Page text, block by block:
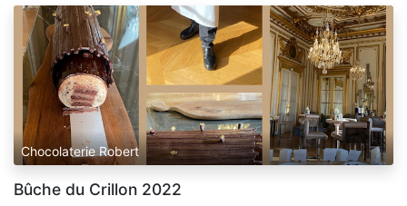
Chocolaterie Robert
Bûche du Crillon 2022